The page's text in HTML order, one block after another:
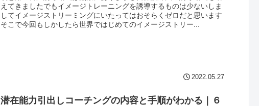
えてきましたでもイメージトレーニングを誘導するものは少ないしま
してイメージストリーミングにいたってはおそらくゼロだと思います
そこで今回もしかしたら世界ではじめてのイメージストリー...
2022.05.27
潜在能力引出しコーチングの内容と手順がわかる｜６